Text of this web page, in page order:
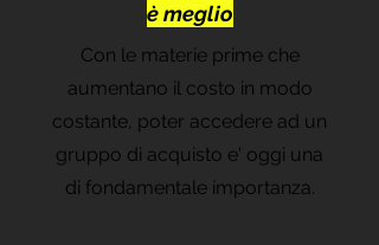
èmeglio
Con le materie prime che
aumentano il costo in modo
costante, poter accedere ad un
gruppo di acquisto e' oggi una
di fondamentale importanza.